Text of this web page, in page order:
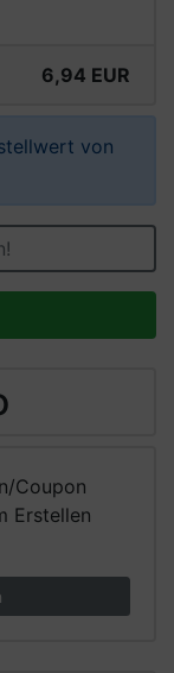
6,94 EUR
von
Coupon
Erstellen